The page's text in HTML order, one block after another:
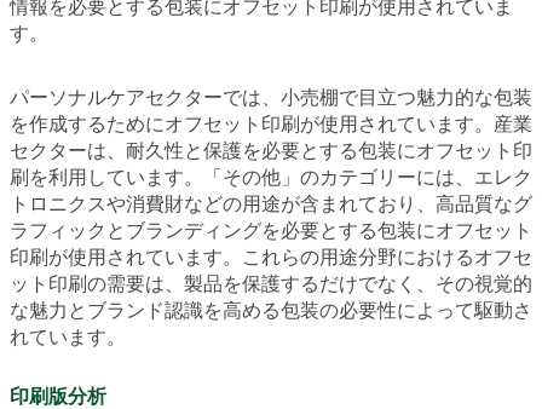
情報を必要とする包装にオフセット印刷が使用されていま
す。
パーソナルケアセクターでは、小売棚で目立つ魅力的な包装
を作成するためにオフセット印刷が使用されています。産業
セクターは、耐久性と保護を必要とする包装にオフセット印
刷を利用しています。「その他」のカテゴリーには、エレク
トロニクスや消費財などの用途が含まれており、高品質なグ
ラフィックとブランディングを必要とする包装にオフセット
印刷が使用されています。これらの用途分野におけるオフセ
ット印刷の需要は、製品を保護するだけでなく、その視覚的
な魅力とブランド認識を高める包装の必要性によって駆動さ
れています。
印刷版分析